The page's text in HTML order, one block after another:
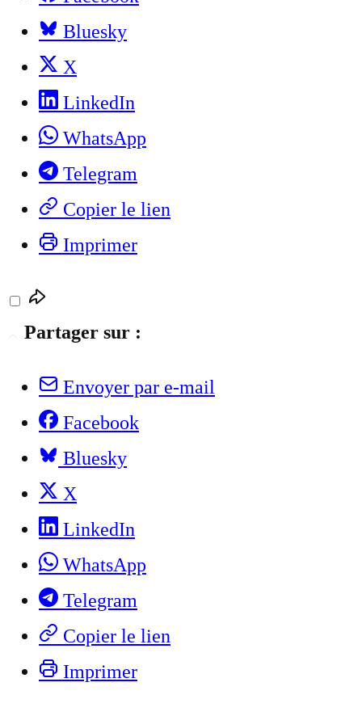
Bluesky
X
LinkedIn
WhatsApp
Telegram
Copier le lien
Imprimer
Partager sur :
Envoyer par e-mail
Facebook
Bluesky
X
LinkedIn
WhatsApp
Telegram
Copier le lien
Imprimer